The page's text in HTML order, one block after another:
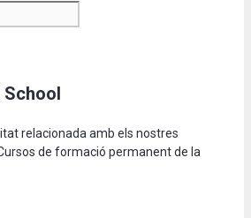
School
relacionada amb els nostres
de formació permanent de la